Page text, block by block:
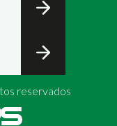
reservados